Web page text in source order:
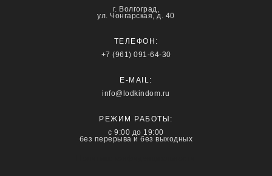
г. Волгоград,
ул. Чонгарская, д. 40
ТЕЛЕФОН:
+7 (961) 091-64-30
E-MAIL:
info@lodkindom.ru
РЕЖИМ РАБОТЫ:
с 9:00 до 19:00
без перерыва и без выходных